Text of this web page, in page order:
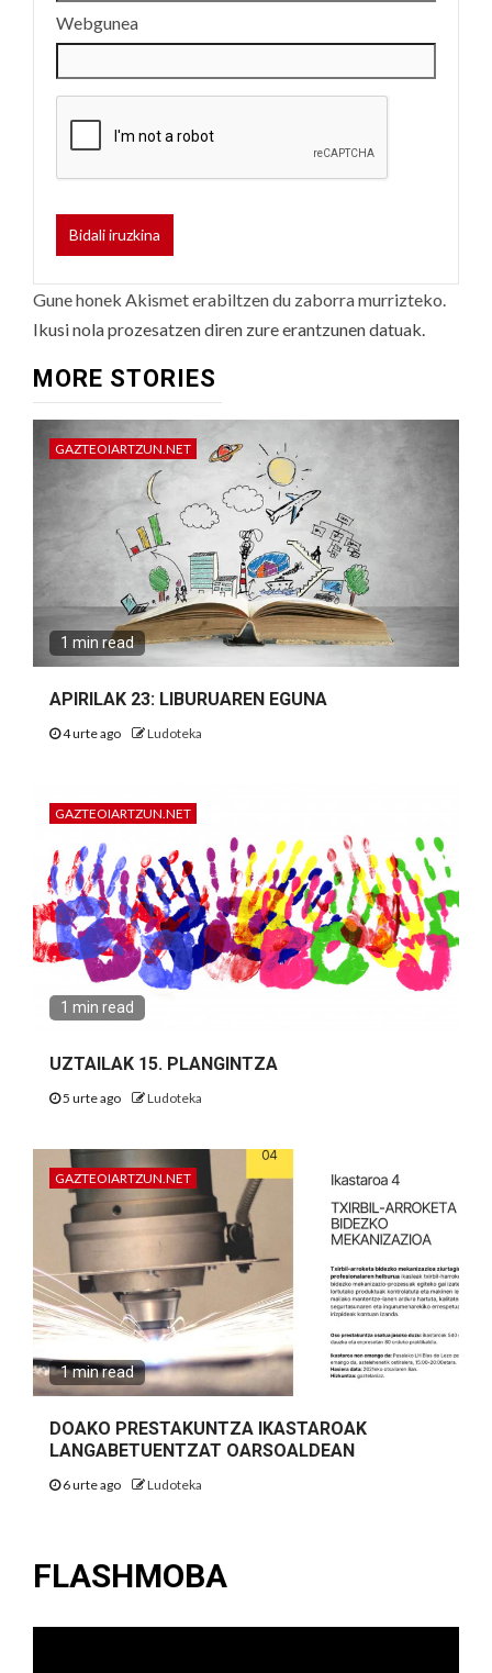
Webgunea
Gune honek Akismet erabiltzen du zaborra murrizteko.
Ikusi nola prozesatzen diren zure erantzunen datuak.
MORE STORIES
GAZTEOIARTZUN.NET
1 min read
APIRILAK 23: LIBURUAREN EGUNA
4 urte ago Ludoteka
GAZTEOIARTZUN.NET
1 min read
UZTAILAK 15. PLANGINTZA
5 urte ago Ludoteka
GAZTEOIARTZUN.NET
1 min read
DOAKO PRESTAKUNTZA IKASTAROAK
LANGABETUENTZAT OARSOALDEAN
6 urte ago Ludoteka
FLASHMOBA